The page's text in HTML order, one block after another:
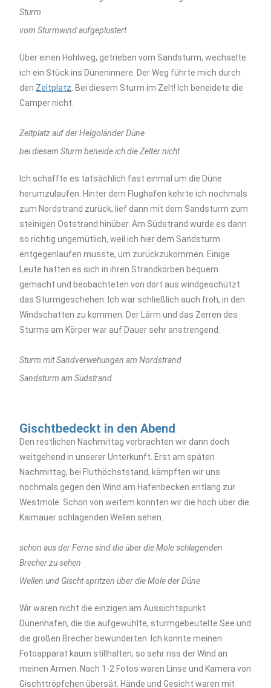
Sturm
vom Sturmwind aufgeplustert
Über einen Hohlweg, getrieben vom Sandsturm, wechselte
ich ein Stück ins Düneninnere. Der Weg führte mich durch
den Zeltplatz . Bei diesem Sturm im Zelt! Ich beneidete die
Camper nicht.
Zeltplatz auf der Helgoländer Düne
bei diesem Sturm beneide ich die Zelter nicht
Ich schaffte es tatsächlich fast einmal um die Düne
herumzulaufen. Hinter dem Flughafen kehrte ich nochmals
zum Nordstrand zurück, lief dann mit dem Sandsturm zum
steinigen Oststrand hinüber. Am Südstrand wurde es dann
so richtig ungemütlich, weil ich hier dem Sandsturm
entgegenlaufen musste, um zurückzukommen. Einige
Leute hatten es sich in ihren Strandkörben bequem
gemacht und beobachteten von dort aus windgeschützt
das Sturmgeschehen. Ich war schließlich auch froh, in den
Windschatten zu kommen. Der Lärm und das Zerren des
Sturms am Körper war auf Dauer sehr anstrengend.
Sturm mit Sandverwehungen am Nordstrand
Sandsturm am Südstrand
Gischtbedeckt in den Abend
Den restlichen Nachmittag verbrachten wir dann doch
weitgehend in unserer Unterkunft. Erst am späten
Nachmittag, bei Fluthöchststand, kämpften wir uns
nochmals gegen den Wind am Hafenbecken entlang zur
Westmole. Schon von weitem konnten wir die hoch über die
Kaimauer schlagenden Wellen sehen.
schon aus der Ferne sind die über die Mole schlagenden
Brecher zu sehen
Wellen und Gischt spritzen über die Mole der Düne
Wir waren nicht die einzigen am Aussichtspunkt
Dünenhafen, die die aufgewühlte, sturmgebeutelte See und
die großen Brecher bewunderten. Ich konnte meinen
Fotoapparat kaum stillhalten, so sehr riss der Wind an
meinen Armen. Nach 1-2 Fotos waren Linse und Kamera von
Gischttröpfchen übersät. Hände und Gesicht waren mit